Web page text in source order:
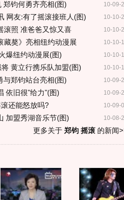
10-09-
郑钧何勇齐亮相(图)
10-10-
网友:有了摇滚接班人(图)
10-10-
滚照 准爸爸又惊又喜
10-10-
藏獒》亮相纽约动漫展
10-10-
爆纽约动漫展(图)
10-10-
黄立行携乐队加盟(图)
10-09-
与郑钧站台亮相(图)
10-09-
依旧很"给力"(图)
10-09-
还能怒放吗?
10-08-
加盟秀湖音乐节(图)
更多关于 郑钧 摇滚的新闻